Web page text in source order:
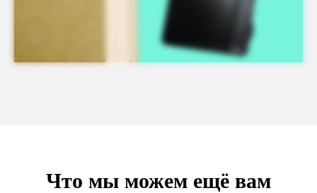
Что мы можем ещё вам